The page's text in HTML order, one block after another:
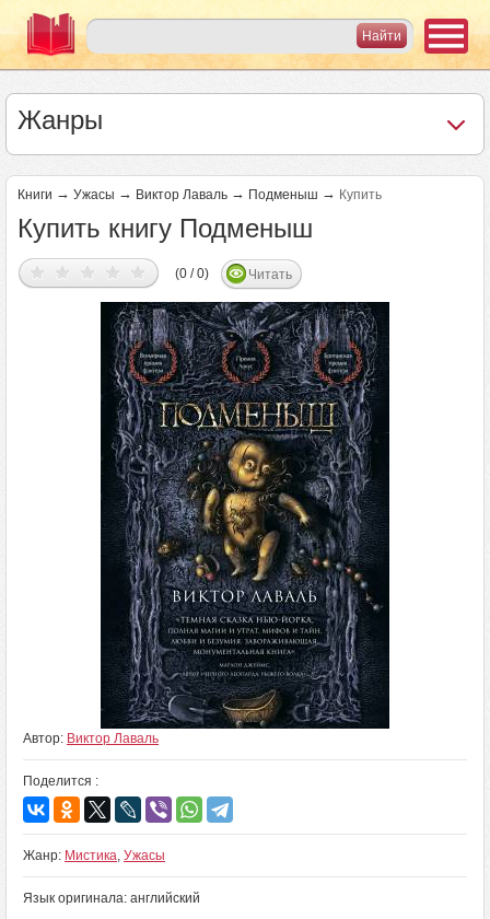
Жанры
Книги → Ужасы → Виктор Лаваль → Подменыш → Купить
Купить книгу Подменыш
(0 / 0) Читать
Автор: Виктор Лаваль
Поделится :
Жанр: Мистика, Ужасы
Язык оригинала: английский